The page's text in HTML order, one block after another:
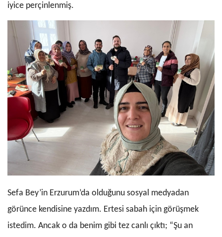
iyice perçinlenmiş.
Sefa Bey’in Erzurum’da olduğunu sosyal medyadan
görünce kendisine yazdım. Ertesi sabah için görüşmek
istedim. Ancak o da benim gibi tez canlı çıktı; “Şu an